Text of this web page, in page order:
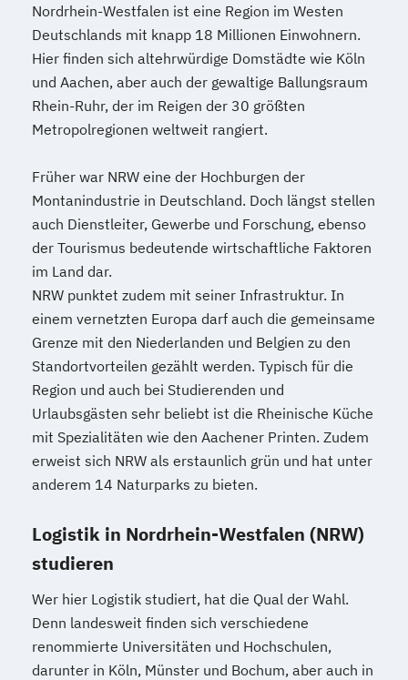
Nordrhein-Westfalen ist eine Region im Westen
Deutschlands mit knapp 18 Millionen Einwohnern.
Hier finden sich altehrwürdige Domstädte wie Köln
und Aachen, aber auch der gewaltige Ballungsraum
Rhein-Ruhr, der im Reigen der 30 größten
Metropolregionen weltweit rangiert.
Früher war NRW eine der Hochburgen der
Montanindustrie in Deutschland. Doch längst stellen
auch Dienstleiter, Gewerbe und Forschung, ebenso
der Tourismus bedeutende wirtschaftliche Faktoren
im Land dar.
NRW punktet zudem mit seiner Infrastruktur. In
einem vernetzten Europa darf auch die gemeinsame
Grenze mit den Niederlanden und Belgien zu den
Standortvorteilen gezählt werden. Typisch für die
Region und auch bei Studierenden und
Urlaubsgästen sehr beliebt ist die Rheinische Küche
mit Spezialitäten wie den Aachener Printen. Zudem
erweist sich NRW als erstaunlich grün und hat unter
anderem 14 Naturparks zu bieten.
Logistik in Nordrhein-Westfalen (NRW)
studieren
Wer hier Logistik studiert, hat die Qual der Wahl.
Denn landesweit finden sich verschiedene
renommierte Universitäten und Hochschulen,
darunter in Köln, Münster und Bochum, aber auch in